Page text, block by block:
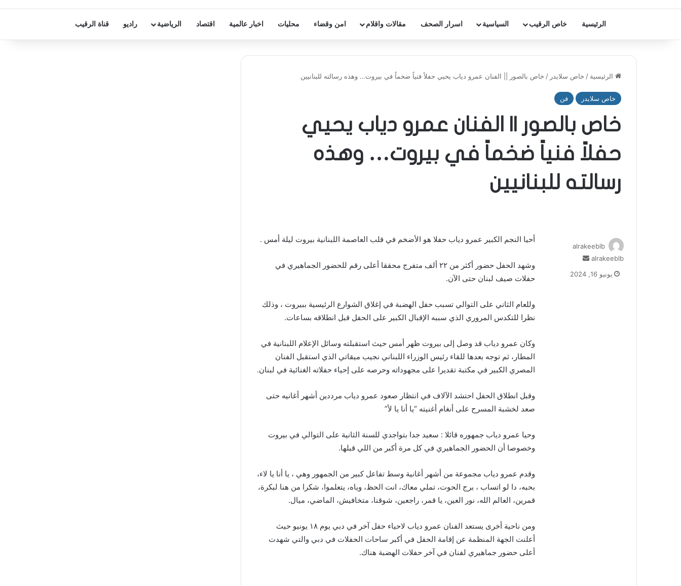
الرئيسية خاص الرقيب السياسية اسرار الصحف مقالات واقلام امن وقضاء محليات اخبار عالمية اقتصاد الرياضية راديو قناة الرقيب
الرئيسية / خاص سلايدر / خاص بالصور || الفنان عمرو دياب يحيي حفلاً فنياً ضخماً في بيروت… وهذه رسالته للبنانيين
خاص سلايدر فن
خاص بالصور || الفنان عمرو دياب يحيي
حفلاً فنياً ضخماً في بيروت… وهذه
رسالته للبنانيين
أحيا النجم الكبير عمرو دياب حفلا هو الأضخم في قلب العاصمة اللبنانية بيروت ليلة أمس .
وشهد الحفل حضور أكثر من ٢٢ ألف متفرج محققا أعلى رقم للحضور الجماهيري في
حفلات صيف لبنان حتى الآن.
وللعام الثاني على التوالي تسبب حفل الهضبة في إغلاق الشوارع الرئيسية ببيروت ، وذلك
نظرا للتكدس المروري الذي سببه الإقبال الكبير على الحفل قبل انطلاقه بساعات.
وكان عمرو دياب قد وصل إلى بيروت ظهر أمس حيث استقبلته وسائل الإعلام اللبنانية في
المطار، ثم توجه بعدها للقاء رئيس الوزراء اللبناني نجيب ميقاتي الذي استقبل الفنان
المصري الكبير في مكتبة تقديرا على مجهوداته وحرصه على إحياء حفلاته الغنائية في لبنان.
وقبل انطلاق الحفل احتشد الآلاف في انتظار صعود عمرو دياب مرددين أشهر أغانيه حتى
صعد لخشبة المسرح على أنغام أغنيته “يا أنا يا لأ”
وحيا عمرو دياب جمهوره قائلا : سعيد جدا بتواجدي للسنة الثانية على التوالي في بيروت
وخصوصا أن الحضور الجماهيري في كل مرة أكبر من اللي قبلها.
وقدم عمرو دياب مجموعة من أشهر أغانية وسط تفاعل كبير من الجمهور وهي ، يا أنا يا لاء،
بحبه، دا لو اتساب ، برج الحوت، تملي معاك، انت الحظ، وياه، يتعلموا، شكرا من هنا لبكرة،
قمرين، العالم الله، نور العين، يا قمر، راجعين، شوقنا، متخافيش، الماضي، ميال.
ومن ناحية أخرى يستعد الفنان عمرو دياب لاحياء حفل آخر في دبي يوم ١٨ يونيو حيث
أعلنت الجهة المنظمة عن إقامة الحفل في أكبر ساحات الحفلات في دبي والتي شهدت
أعلى حضور جماهيري لفنان في آخر حفلات الهضبة هناك.
alrakeeblb
alrakeeblb
أرسل
إلكترونيا
يونيو 16, 2024